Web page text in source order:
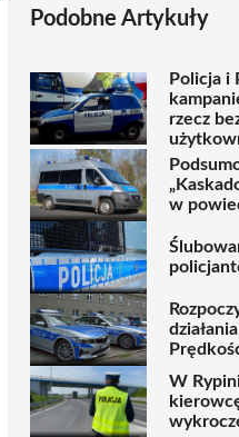
Podobne Artykuły
Policja i
rzecz
w
W